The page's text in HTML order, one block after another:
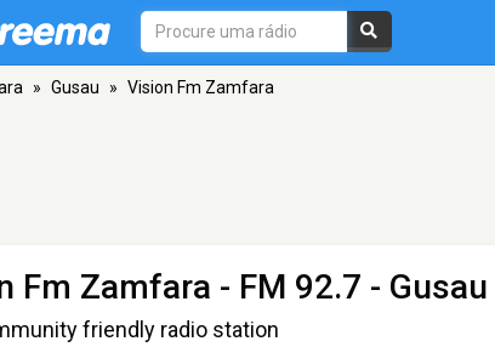
» Gusau » Vision Fm Zamfara
Fm Zamfara - FM 92.7 - Gusau
friendly radio station